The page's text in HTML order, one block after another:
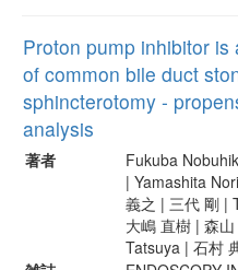
Proton pump inhibitor
of common bile duct
sphincterotomy -
analysis
著者
Fukuba
| Yamashita
義之 | 三代 剛 |
大嶋 直樹 | 森
Tatsuya | 石村